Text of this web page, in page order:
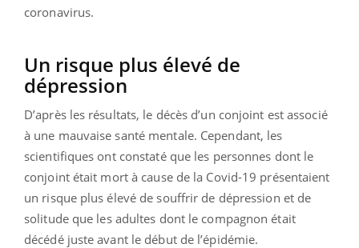
coronavirus.
Un risque plus élevé de
dépression
D’après les résultats, le décès d’un conjoint est associé
à une mauvaise santé mentale. Cependant, les
scientifiques ont constaté que les personnes dont le
conjoint était mort à cause de la Covid-19 présentaient
un risque plus élevé de souffrir de dépression et de
solitude que les adultes dont le compagnon était
décédé juste avant le début de l’épidémie.